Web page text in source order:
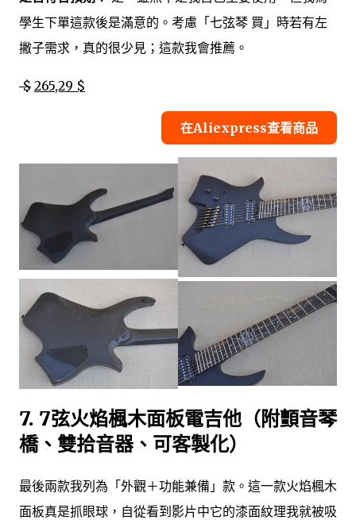
學生下單這款後是滿意的。考慮「七弦琴 買」時若有左
撇子需求，真的很少見；這款我會推薦。
$ 265,29 $
在Aliexpress查看商品
7. 7弦火焰楓木面板電吉他（附顫音琴
橋、雙拾音器、可客製化）
最後兩款我列為「外觀＋功能兼備」款。這一款火焰楓木
面板真是抓眼球，自從看到影片中它的漆面紋理我就被吸